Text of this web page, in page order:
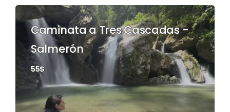
Caminata a Tres Cascadas -
Salmerón
55$